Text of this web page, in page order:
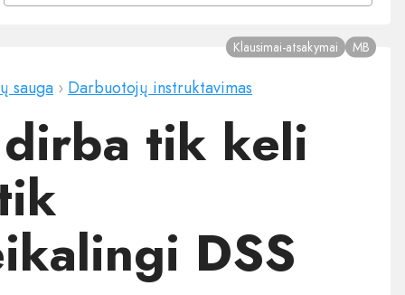
sauga › Darbuotojų instruktavimas
tik keli
DSS
Klausimai-atsakymai MB